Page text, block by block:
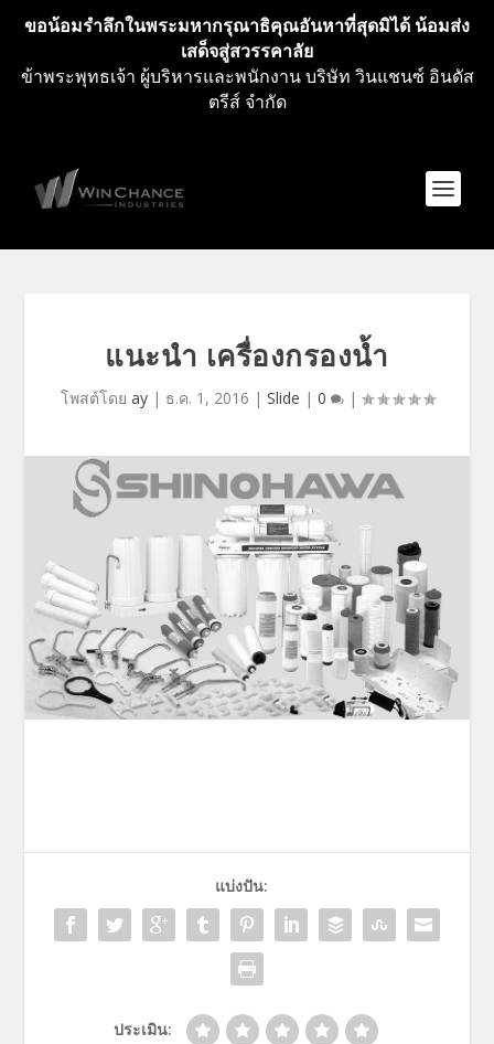
ขอน้อมรำลึกในพระมหากรุณาธิคุณอันหาที่สุดมิได้ น้อมส่ง
เสด็จสู่สวรรคาลัย
ข้าพระพุทธเจ้า ผู้บริหารและพนักงาน บริษัท วินแชนซ์ อินดัส
ตรีส์ จำกัด
แนะนำ เครื่องกรองน้ำ
โพสต์โดย ay| ธ.ค. 1, 2016 | Slide | 0 |
แบ่งปัน:
ประเมิน: